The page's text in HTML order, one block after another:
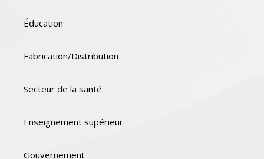
Éducation
Fabrication/Distribution
Secteur de la santé
Enseignement supérieur
Gouvernement